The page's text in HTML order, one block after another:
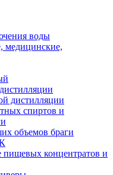
воды
дистилляции
спиртов и
объемов браги
концентратов и